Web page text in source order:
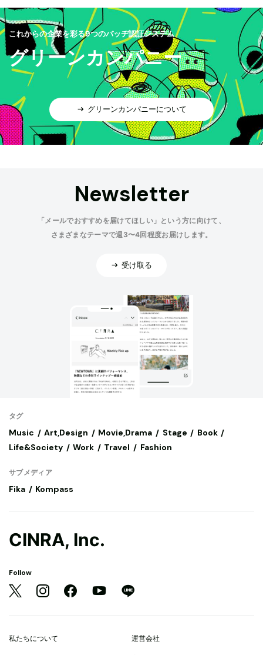
これからの企業を彩る9つのバッヂ認証システム
グリーンカンパニー
グリーンカンパニーについて
Newsletter
「メールでおすすめを届けてほしい」という方に向けて、
さまざまなテーマで週3〜4回程度お届けします。
受け取る
タグ
Music Art,Design Movie,Drama Stage
Book
Life&Society
Work Travel Fashion
サブメディア
Fika Kompass
CINRA, Inc.
Follow
私たちについて 運営会社